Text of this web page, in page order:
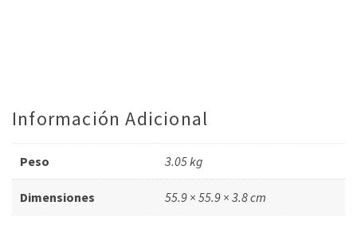
Información Adicional
Peso 3.05 kg
Dimensiones 55.9 × 55.9 × 3.8 cm